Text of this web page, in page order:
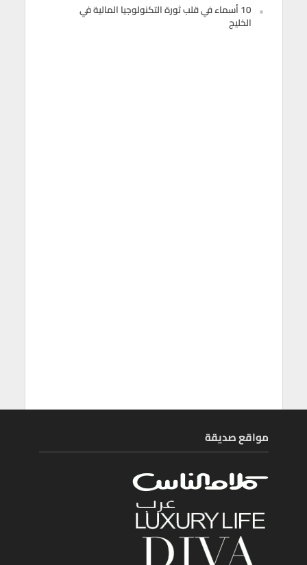
10 أسماء في قلب ثورة التكنولوجيا المالية في
الخليج
مواقع صديقة